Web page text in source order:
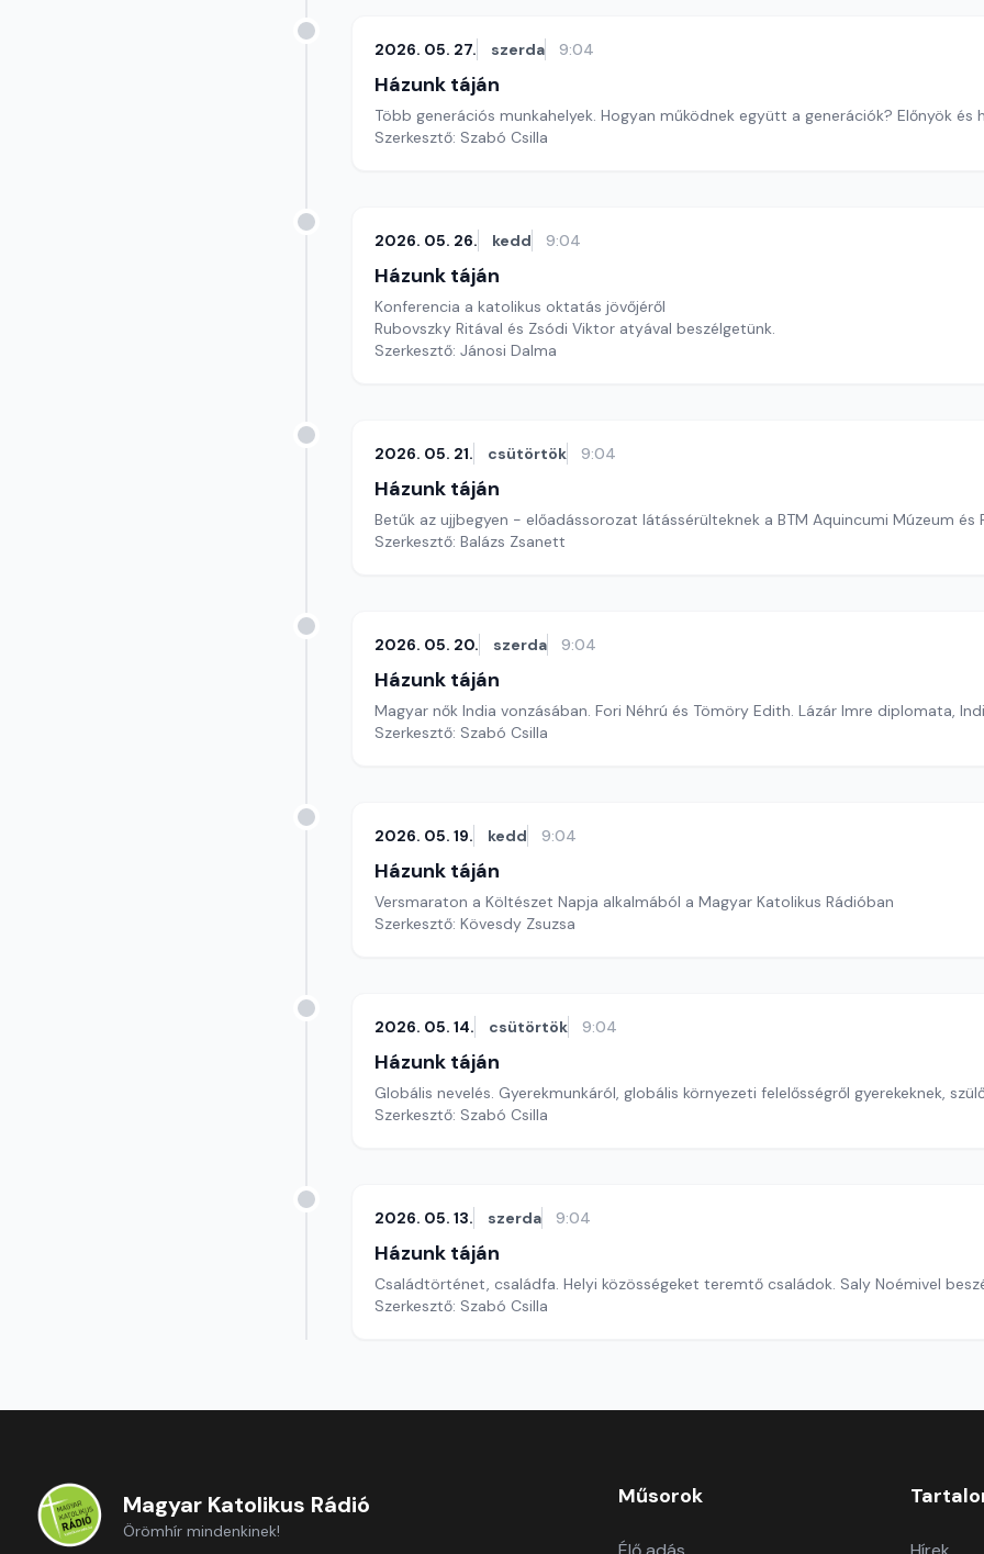
2026. 05. 27. szerda 9:04
Házunk táján
Több generációs munkahelyek. Hogyan működnek együtt a generációk? Előnyök és
Szerkesztő: Szabó Csilla
2026. 05. 26. kedd 9:04
Házunk táján
Konferencia a katolikus oktatás jövőjéről
Rubovszky Ritával és Zsódi Viktor atyával beszélgetünk.
Szerkesztő: Jánosi Dalma
2026. 05. 21. csütörtök 9:04
Házunk táján
Betűk az ujjbegyen - előadássorozat látássérülteknek a BTM Aquincumi Múzeum és
Szerkesztő: Balázs Zsanett
2026. 05. 20. szerda 9:04
Házunk táján
Magyar nők India vonzásában. Fori Néhrú és Tömöry Edith. Lázár Imre diplomata,
Szerkesztő: Szabó Csilla
2026. 05. 19. kedd 9:04
Házunk táján
Versmaraton a Költészet Napja alkalmából a Magyar Katolikus Rádióban
Szerkesztő: Kövesdy Zsuzsa
2026. 05. 14. csütörtök 9:04
Házunk táján
Globális nevelés. Gyerekmunkáról, globális környezeti felelősségről gyerekeknek,
Szerkesztő: Szabó Csilla
2026. 05. 13. szerda 9:04
Házunk táján
Családtörténet, családfa. Helyi közösségeket teremtő családok. Saly Noémivel
Szerkesztő: Szabó Csilla
Magyar Katolikus Rádió
Örömhír mindenkinek!
Műsorok